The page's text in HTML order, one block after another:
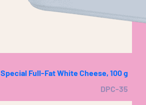
Special Full-Fat White Cheese, 100 g
DPC-35